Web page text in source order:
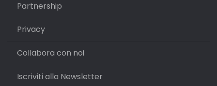
Partnership
Privacy
Collabora con noi
Iscriviti alla Newsletter